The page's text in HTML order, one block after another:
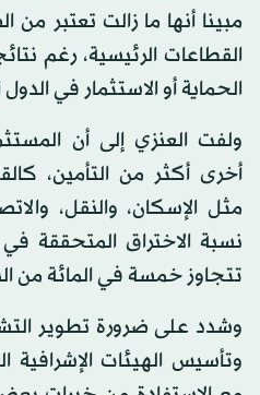
مبينا أنها ما زالت تعتبر من
القطاعات الرئيسية، رغم
الحماية أو الاستثمار في
ولفت العنزي إلى أن
أخرى أكثر من التأمين،
مثل الإسكان، والنقل،
نسبة الاختراق المتحققة
تتجاوز خمسة في المائة من
وشدد على ضرورة تطوير
وتأسيس الهيئات الإشرافية